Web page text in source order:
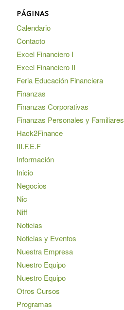
PÁGINAS
Calendario
Contacto
Excel Financiero I
Excel Financiero II
Feria Educación Financiera
Finanzas
Finanzas Corporativas
Finanzas Personales y Familiares
Hack2Finance
III.F.E.F
Información
Inicio
Negocios
Nic
Niff
Noticias
Noticias y Eventos
Nuestra Empresa
Nuestro Equipo
Nuestro Equipo
Otros Cursos
Programas